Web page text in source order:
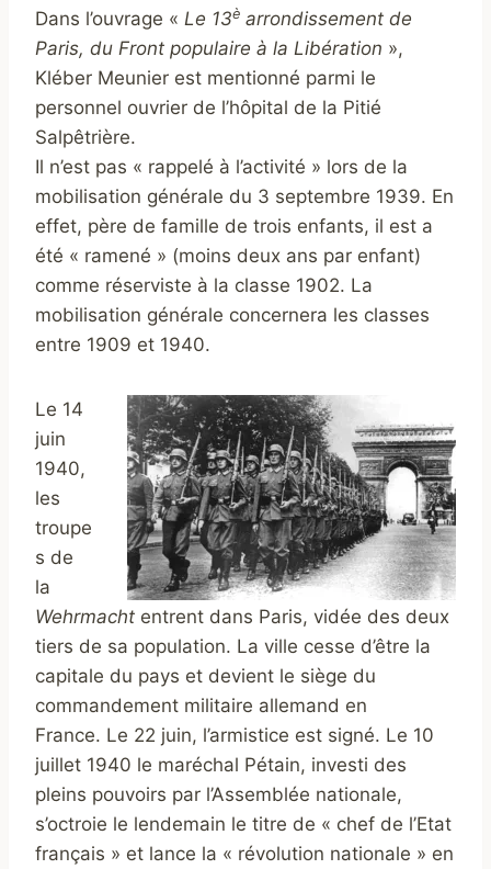
Dans l’ouvrage « Le 13è arrondissement de
Paris, du Front populaire à la Libération »,
Kléber Meunier est mentionné parmi le
personnel ouvrier de l’hôpital de la Pitié
Salpêtrière.
Il n’est pas « rappelé à l’activité » lors de la
mobilisation générale du 3 septembre 1939. En
effet, père de famille de trois enfants, il est a
été « ramené » (moins deux ans par enfant)
comme réserviste à la classe 1902. La
mobilisation générale concernera les classes
entre 1909 et 1940.
Le 14
juin
1940,
les
troupe
s de
la
Wehrmacht entrent dans Paris, vidée des deux
tiers de sa population. La ville cesse d’être la
capitale du pays et devient le siège du
commandement militaire allemand en
France. Le 22 juin, l’armistice est signé. Le 10
juillet 1940 le maréchal Pétain, investi des
pleins pouvoirs par l’Assemblée nationale,
s’octroie le lendemain le titre de « chef de l’Etat
français » et lance la « révolution nationale » en